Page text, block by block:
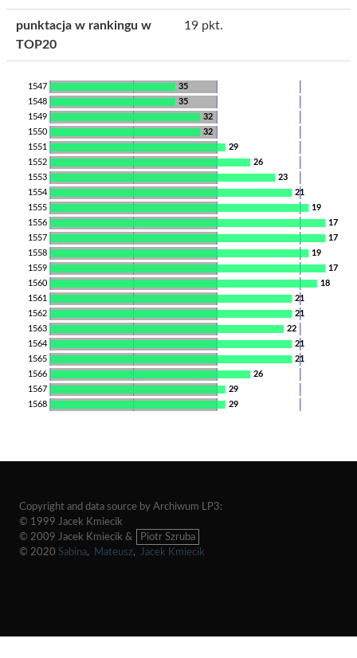
punktacja w rankingu w
TOP20
19 pkt.
35
1547
35
1548
32
1549
32
1550
29
1551
26
1552
23
1553
21
1554
19
1555
17
1556
17
1557
19
1558
17
1559
18
1560
21
1561
21
1562
22
1563
21
1564
21
1565
26
1566
29
1567
29
1568
Copyright and data source by Archiwum LP3:
© 1999 Jacek Kmiecik
© 2009 Jacek Kmiecik &
Piotr Szruba
© 2020 Sabina, Mateusz, Jacek Kmiecik